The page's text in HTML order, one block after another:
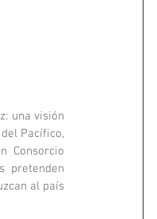
una visión
Pacífico,
Consorcio
pretenden
al país